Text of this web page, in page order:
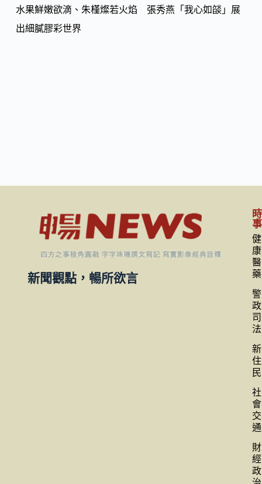
水果鮮嫩欲滴、朱槿燦若火焰 張秀燕「我心如燄」展
出細膩膠彩世界
新聞觀點，暢所欲言
時
事
健
康
醫
藥
警
政
司
法
新
住
民
社
會
交
通
財
經
政